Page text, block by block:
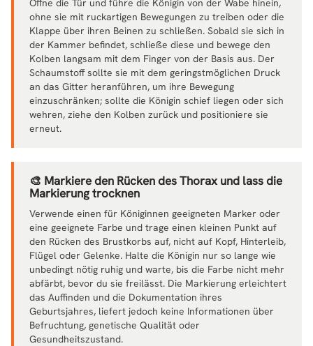
ohne sie mit ruckartigen Bewegungen zu treiben oder die
Klappe über ihren Beinen zu schließen. Sobald sie sich in
der Kammer befindet, schließe diese und bewege den
Kolben langsam mit dem Finger von der Basis aus. Der
Schaumstoff sollte sie mit dem geringstmöglichen Druck
an das Gitter heranführen, um ihre Bewegung
einzuschränken; sollte die Königin schief liegen oder sich
wehren, ziehe den Kolben zurück und positioniere sie
erneut.
🎨 Markiere den Rücken des Thorax und lass die
Markierung trocknen
Verwende einen für Königinnen geeigneten Marker oder
eine geeignete Farbe und trage einen kleinen Punkt auf
den Rücken des Brustkorbs auf, nicht auf Kopf, Hinterleib,
Flügel oder Gelenke. Halte die Königin nur so lange wie
unbedingt nötig ruhig und warte, bis die Farbe nicht mehr
abfärbt, bevor du sie freilässt. Die Markierung erleichtert
das Auffinden und die Dokumentation ihres
Geburtsjahres, liefert jedoch keine Informationen über
Befruchtung, genetische Qualität oder
Gesundheitszustand.